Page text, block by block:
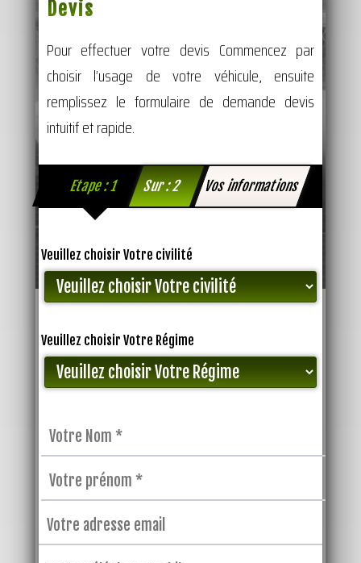
Devis
Pour effectuer votre devis Commencez par
choisir l’usage de votre véhicule, ensuite
remplissez le formulaire de demande devis
intuitif et rapide.
Etape : 1 Sur : 2 Vos informations
Veuillez choisir Votre civilité
Veuillez choisir Votre Régime